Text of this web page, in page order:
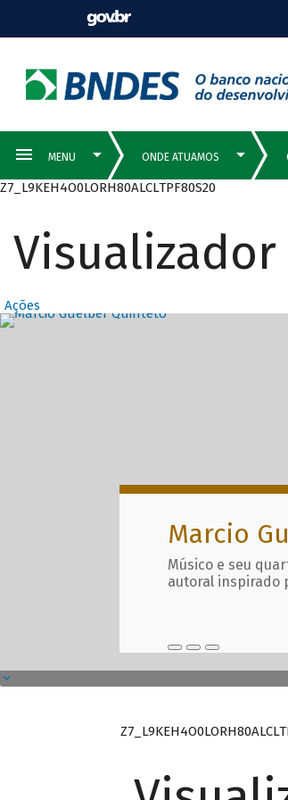
Z7_L9KEH4O0LORH80ALCLTPF80S20
Ações
Destaques
Marcio
Músico e seu
autoral inspirado